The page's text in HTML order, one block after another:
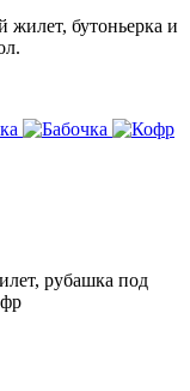
бутоньерка и
рубашка под